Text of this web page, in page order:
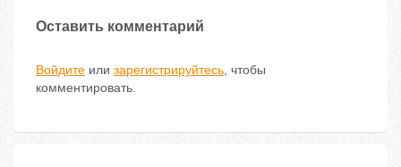
Оставить комментарий
Войдите или зарегистрируйтесь, чтобы
комментировать.